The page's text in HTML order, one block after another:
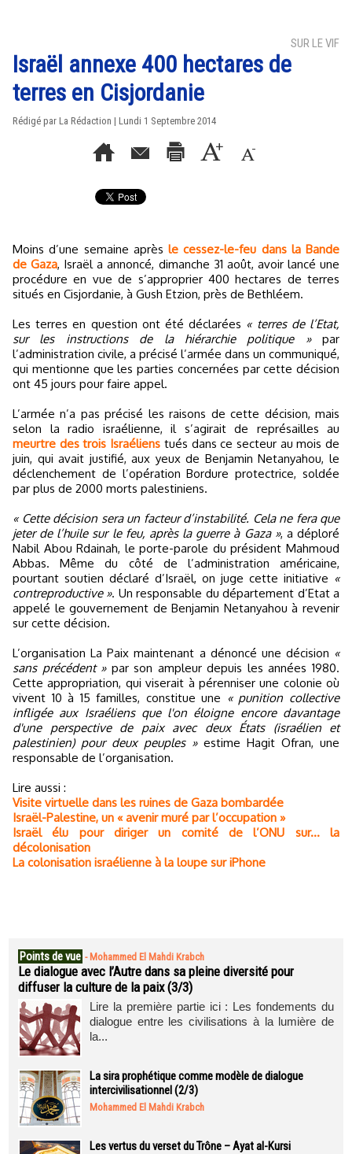
SUR LE VIF
Israël annexe 400 hectares de
terres en Cisjordanie
Rédigé par La Rédaction | Lundi 1 Septembre 2014
Moins d’une semaine après le cessez-le-feu dans la Bande
de Gaza, Israël a annoncé, dimanche 31 août, avoir lancé une
procédure en vue de s’approprier 400 hectares de terres
situés en Cisjordanie, à Gush Etzion, près de Bethléem.
Les terres en question ont été déclarées « terres de l’Etat,
sur les instructions de la hiérarchie politique »par
l’administration civile, a précisé l’armée dans un communiqué,
qui mentionne que les parties concernées par cette décision
ont 45 jours pour faire appel.
L’armée n’a pas précisé les raisons de cette décision, mais
selon la radio israélienne, il s’agirait de représailles au
meurtre des trois Israéliens tués dans ce secteur au mois de
juin, qui avait justifié, aux yeux de Benjamin Netanyahou, le
déclenchement de l’opération Bordure protectrice, soldée
par plus de 2000 morts palestiniens.
« Cette décision sera un facteur d’instabilité. Cela ne fera que
jeter de l’huile sur le feu, après la guerre à Gaza », a déploré
Nabil Abou Rdainah, le porte-parole du président Mahmoud
Abbas. Même du côté de l’administration américaine,
pourtant soutien déclaré d’Israël, on juge cette initiative «
contreproductive ». Un responsable du département d’Etat a
appelé le gouvernement de Benjamin Netanyahou à revenir
sur cette décision.
L’organisation La Paix maintenant a dénoncé une décision «
sans précédent »par son ampleur depuis les années 1980.
Cette appropriation, qui viserait à pérenniser une colonie où
vivent 10 à 15 familles, constitue une « punition collective
infligée aux Israéliens que l'on éloigne encore davantage
d'une perspective de paix avec deux États (israélien et
palestinien) pour deux peuples »estime Hagit Ofran, une
responsable de l’organisation.
Lire aussi :
Visite virtuelle dans les ruines de Gaza bombardée
Israël-Palestine, un « avenir muré par l’occupation »
Israël élu pour diriger un comité de l’ONU sur... la
décolonisation
La colonisation israélienne à la loupe sur iPhone
Points de vue - Mohammed El Mahdi Krabch
Le dialogue avec l’Autre dans sa pleine diversité pour
diffuser la culture de la paix (3/3)
Lire la première partie ici : Les fondements du
dialogue entre les civilisations à la lumière de
la...
La sira prophétique comme modèle de dialogue
intercivilisationnel (2/3)
Mohammed El Mahdi Krabch
Les vertus du verset du Trône – Ayat al-Kursi